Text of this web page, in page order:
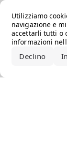
Utilizziamo
navigazione e
accettarli tutti o
informazioni
Declino
Error